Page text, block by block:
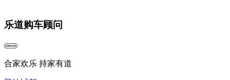
乐道购车顾问
合家欢乐 持家有道